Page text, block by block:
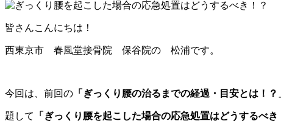
皆さんこんにちは！
西東京市 春風堂接骨院 保谷院の 松浦です。
今回は、前回の 「ぎっくり腰の治るまでの経過・目安とは！
題して 「ぎっくり腰を起こした場合の応急処置はどうするべき